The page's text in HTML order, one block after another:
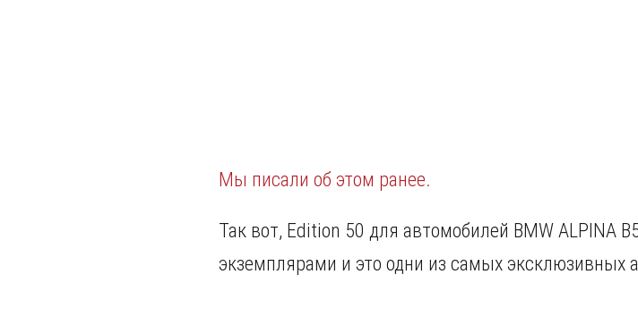
Мы писали об этом ранее.
Так вот, Edition 50 для автомобилей BMW ALPINA
экземплярами и это одни из самых